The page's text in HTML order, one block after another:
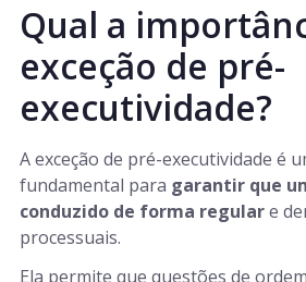
Qual a
exceção de pré-
executividade?
A exceção de pré-executividade é
fundamental para garantir que
conduzido de forma regulare
processuais.
Ela permite que questões de